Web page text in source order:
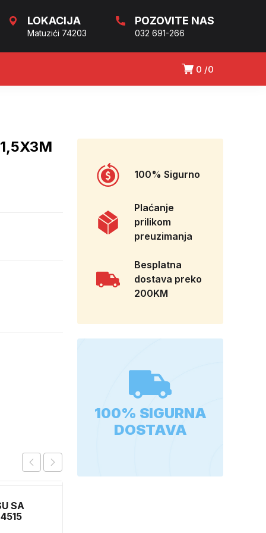
LOKACIJA
Matuzići 74203
POZOVITE NAS
032 691-266
0 0
SA
100% Sigurno
Plaćanje
prilikom
preuzimanja
Besplatna
dostava preko
200KM
100% SIGURNA
DOSTAVA